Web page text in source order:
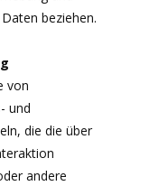
beziehen.
von
und
die die über
andere